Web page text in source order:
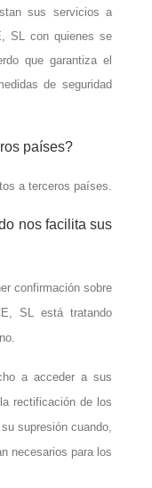
sus servicios a
SL con quienes se
que garantiza el
de seguridad
países?
a terceros países.
nos facilita sus
confirmación sobre
SL está tratando
a acceder a sus
rectificación de los
supresión cuando,
necesarios para los